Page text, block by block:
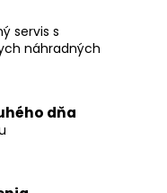
servis s
náhradných
dňa